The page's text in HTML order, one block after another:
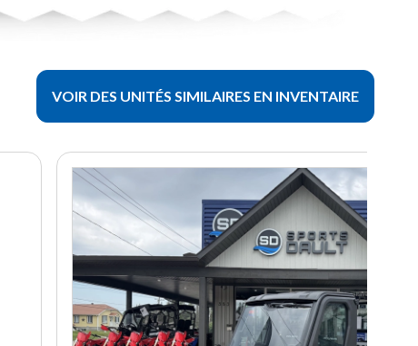
VOIR DES UNITÉS SIMILAIRES EN INVENTAIRE